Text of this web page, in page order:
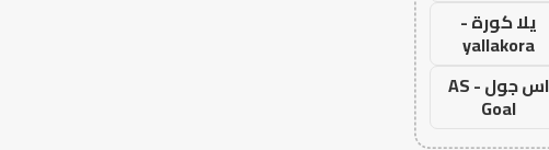
يلا كورة -
yallakora
اس جول - AS
Goal